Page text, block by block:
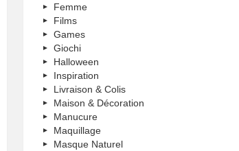
Femme
Films
Games
Giochi
Halloween
Inspiration
Livraison & Colis
Maison & Décoration
Manucure
Maquillage
Masque Naturel